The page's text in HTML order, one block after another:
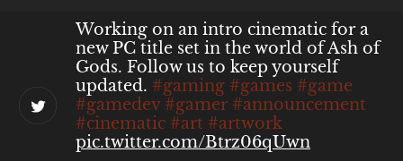
Working on an intro cinematic for a
new PC title set in the world of Ash of
Gods. Follow us to keep yourself
updated. #gaming #games #game
#gamedev #gamer #announcement
#cinematic #art #artwork
pic.twitter.com/Btrz06qUwn